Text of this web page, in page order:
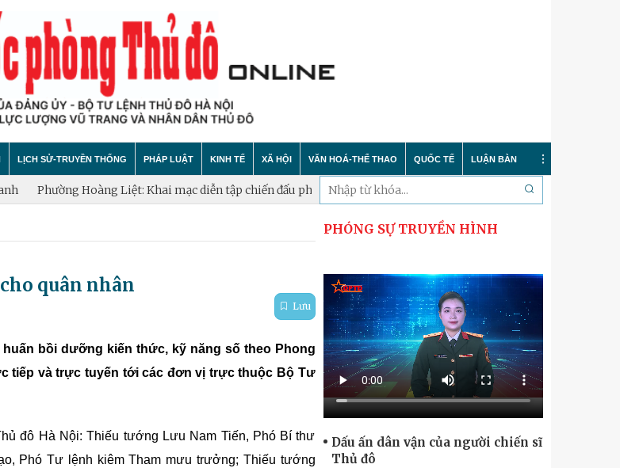
biến hòa bình
LỊCH SỬ-TRUYỀN THỐNG
Lịch sử LLVT nhân dân Thủ đô Hà Nội
Chiến dịch 500 ngày đêm
PHÁP LUẬT
Cải cách hành chính, Chính phủ điện tử, Chuyển đổi số
KINH TẾ
Vấn đề và dư luận
XÃ HỘI
Giáo dục
Cải cách hành chính
VĂN HOÁ-THỂ THAO
Trong nước
Hà Nội thanh lịch
Nét đẹp Người chiến sỹ Thủ đô
QUỐC TẾ
Sự kiện
Bảo vệ chủ quyền biển đảo
Khoa học quân sự nước ngoài
LUẬN BÀN
Hoàng Liệt: Khai mạc diễn tập chiến đấu phòng thủ năm 2026 Xã Hưng Đạo thành lập Tiểu đội Dân quân
quân nhân
Lưu
huấn bồi dưỡng kiến thức, kỹ năng số theo Phong
tiếp và trực tuyến tới các đơn vị trực thuộc Bộ Tư
đô Hà Nội: Thiếu tướng Lưu Nam Tiến, Phó Bí thư
Phó Tư lệnh kiêm Tham mưu trưởng; Thiếu tướng
PHÓNG SỰ TRUYỀN HÌNH
Dấu ấn dân vận của người chiến sĩ
Thủ đô